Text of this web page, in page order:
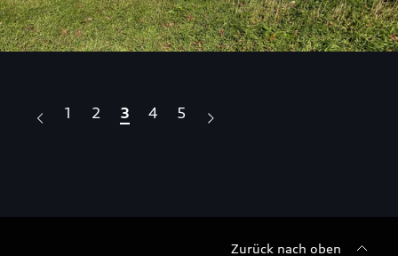
1 2 3 4 5
Zurück nach oben